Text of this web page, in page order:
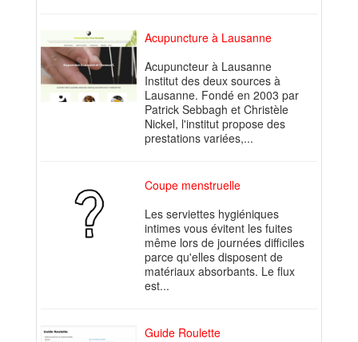
Acupuncture à Lausanne
Acupuncteur à Lausanne
Institut des deux sources à
Lausanne. Fondé en 2003 par
Patrick Sebbagh et Christèle
Nickel, l'institut propose des
prestations variées,...
Coupe menstruelle
Les serviettes hygiéniques
intimes vous évitent les fuites
même lors de journées difficiles
parce qu'elles disposent de
matériaux absorbants. Le flux
est...
Guide Roulette